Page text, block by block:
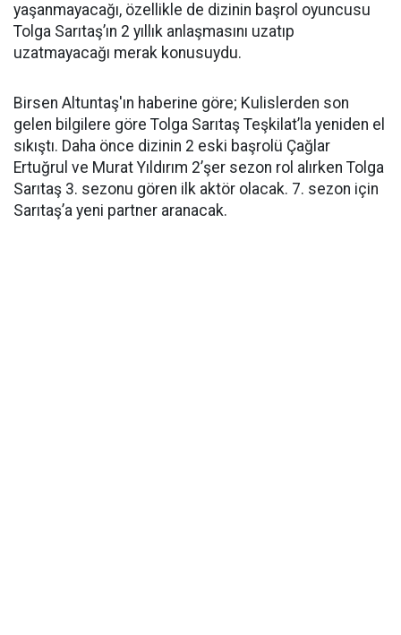
yaşanmayacağı, özellikle de dizinin başrol oyuncusu
Tolga Sarıtaş’ın 2 yıllık anlaşmasını uzatıp
uzatmayacağı merak konusuydu.
Birsen Altuntaş'ın haberine göre; Kulislerden son
gelen bilgilere göre Tolga Sarıtaş Teşkilat’la yeniden el
sıkıştı. Daha önce dizinin 2 eski başrolü Çağlar
Ertuğrul ve Murat Yıldırım 2’şer sezon rol alırken Tolga
Sarıtaş 3. sezonu gören ilk aktör olacak. 7. sezon için
Sarıtaş’a yeni partner aranacak.